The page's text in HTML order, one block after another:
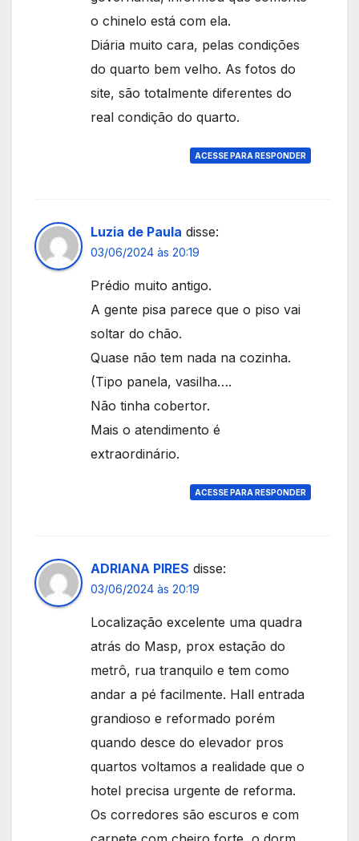
o chinelo está com ela.
Diária muito cara, pelas condições
do quarto bem velho. As fotos do
site, são totalmente diferentes do
real condição do quarto.
ACESSE PARA RESPONDER
Luzia de Paula disse:
03/06/2024 às 20:19
Prédio muito antigo.
A gente pisa parece que o piso vai
soltar do chão.
Quase não tem nada na cozinha.
(Tipo panela, vasilha….
Não tinha cobertor.
Mais o atendimento é
extraordinário.
ACESSE PARA RESPONDER
ADRIANA PIRES disse:
03/06/2024 às 20:19
Localização excelente uma quadra
atrás do Masp, prox estação do
metrô, rua tranquilo e tem como
andar a pé facilmente. Hall entrada
grandioso e reformado porém
quando desce do elevador pros
quartos voltamos a realidade que o
hotel precisa urgente de reforma.
Os corredores são escuros e com